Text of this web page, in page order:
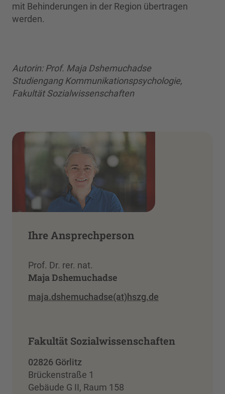
mit Behinderungen in der Region übertragen
werden.
Autorin: Prof. Maja Dshemuchadse
Studiengang Kommunikationspsychologie,
Fakultät Sozialwissenschaften
Ihre Ansprechperson
Prof. Dr. rer. nat.
Maja Dshemuchadse
maja.dshemuchadse(at)hszg.de
Fakultät Sozialwissenschaften
02826 Görlitz
Brückenstraße 1
Gebäude G II, Raum 158